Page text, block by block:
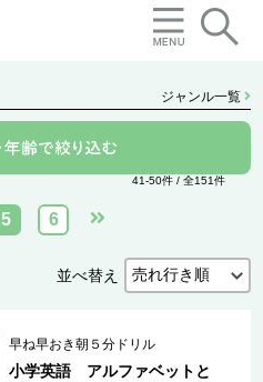
ジャンル一覧
41-50件 / 全151件
5 6
並べ替え
早ね早おき朝５分ドリル
小学英語 アルファベットと